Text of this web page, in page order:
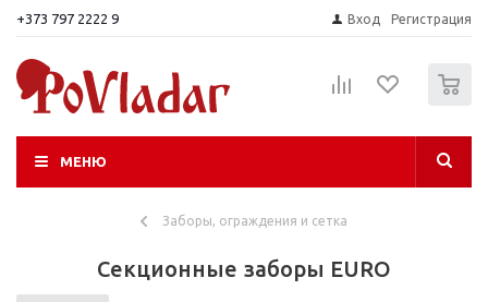
+373 797 2222 9 Вход Регистрация
МЕНЮ
Заборы, ограждения и сетка
Секционные заборы EURO